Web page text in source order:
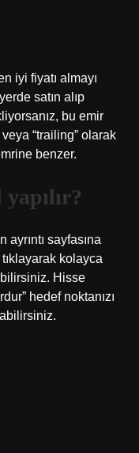
iyi fiyatı almayı
satın alıp
bu emir
“trailing” olarak
benzer.
sayfasına
kolayca
Hisse
hedef noktanızı